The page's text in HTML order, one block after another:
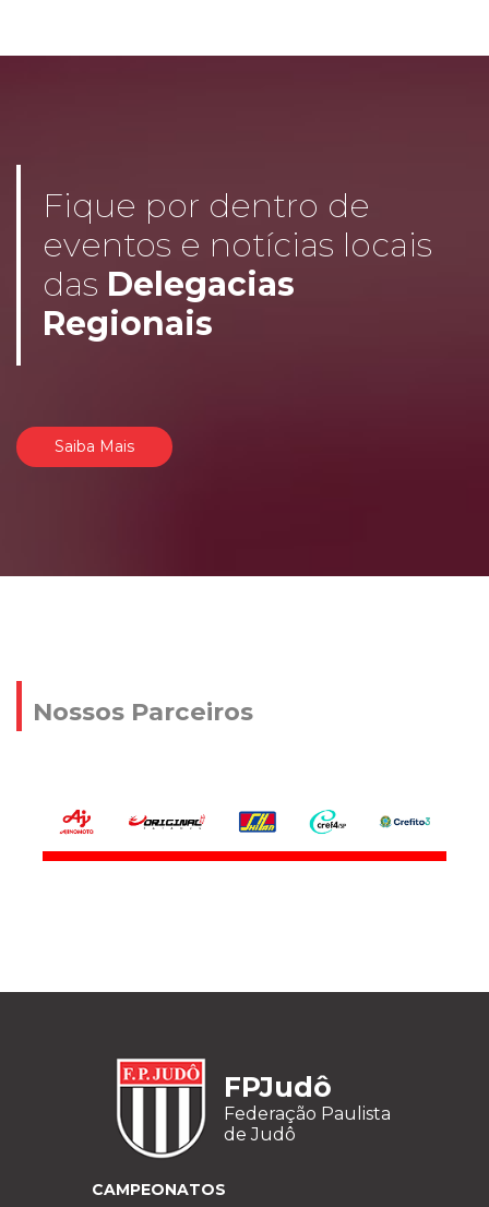
Fique por dentro de
eventos e notícias locais
das Delegacias
Regionais
Saiba Mais
Nossos Parceiros
FPJudô
Federação Paulista
de Judô
CAMPEONATOS